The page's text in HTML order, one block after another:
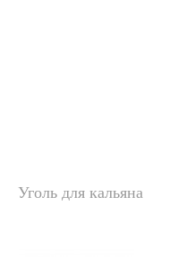
Уголь для кальяна